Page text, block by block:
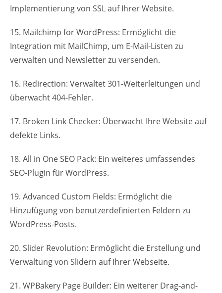
Implementierung von SSL auf Ihrer Website.
15. Mailchimp for WordPress: Ermöglicht die
Integration mit MailChimp, um E-Mail-Listen zu
verwalten und Newsletter zu versenden.
16. Redirection: Verwaltet 301-Weiterleitungen und
überwacht 404-Fehler.
17. Broken Link Checker: Überwacht Ihre Website auf
defekte Links.
18. All in One SEO Pack: Ein weiteres umfassendes
SEO-Plugin für WordPress.
19. Advanced Custom Fields: Ermöglicht die
Hinzufügung von benutzerdefinierten Feldern zu
WordPress-Posts.
20. Slider Revolution: Ermöglicht die Erstellung und
Verwaltung von Slidern auf Ihrer Webseite.
21. WPBakery Page Builder: Ein weiterer Drag-and-